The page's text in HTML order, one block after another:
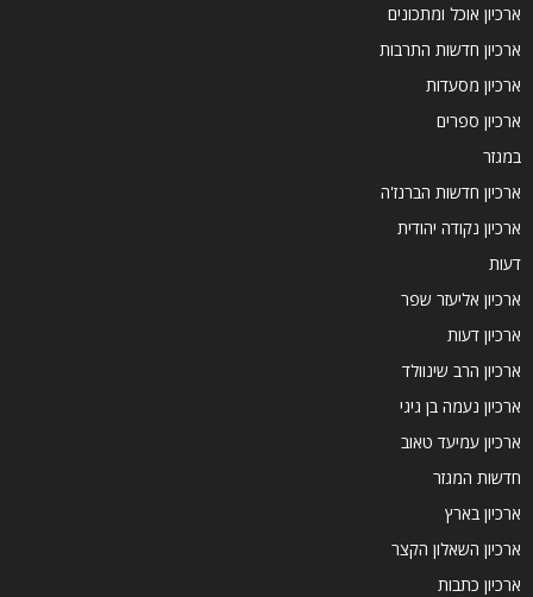
ארכיון אוכל ומתכונים
ארכיון חדשות התרבות
ארכיון מסעדות
ארכיון ספרים
במגזר
ארכיון חדשות הברנז'ה
ארכיון נקודה יהודית
דעות
ארכיון אליעזר שפר
ארכיון דעות
ארכיון הרב שינוולד
ארכיון נעמה בן גיגי
ארכיון עמיעד טאוב
חדשות המגזר
ארכיון בארץ
ארכיון השאלון הקצר
ארכיון כתבות